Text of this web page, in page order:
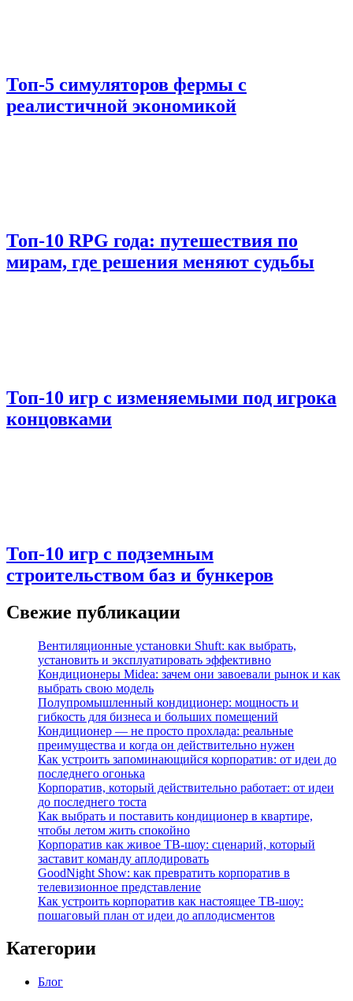
Топ-5 симуляторов фермы с
реалистичной экономикой
Топ-10 RPG года: путешествия по
мирам, где решения меняют судьбы
Топ-10 игр с изменяемыми под игрока
концовками
Топ-10 игр с подземным
строительством баз и бункеров
Свежие публикации
Вентиляционные установки Shuft: как выбрать,
установить и эксплуатировать эффективно
Кондиционеры Midea: зачем они завоевали рынок и как
выбрать свою модель
Полупромышленный кондиционер: мощность и
гибкость для бизнеса и больших помещений
Кондиционер — не просто прохлада: реальные
преимущества и когда он действительно нужен
Как устроить запоминающийся корпоратив: от идеи до
последнего огонька
Корпоратив, который действительно работает: от идеи
до последнего тоста
Как выбрать и поставить кондиционер в квартире,
чтобы летом жить спокойно
Корпоратив как живое ТВ‑шоу: сценарий, который
заставит команду аплодировать
GoodNight Show: как превратить корпоратив в
телевизионное представление
Как устроить корпоратив как настоящее ТВ‑шоу:
пошаговый план от идеи до аплодисментов
Категории
Блог